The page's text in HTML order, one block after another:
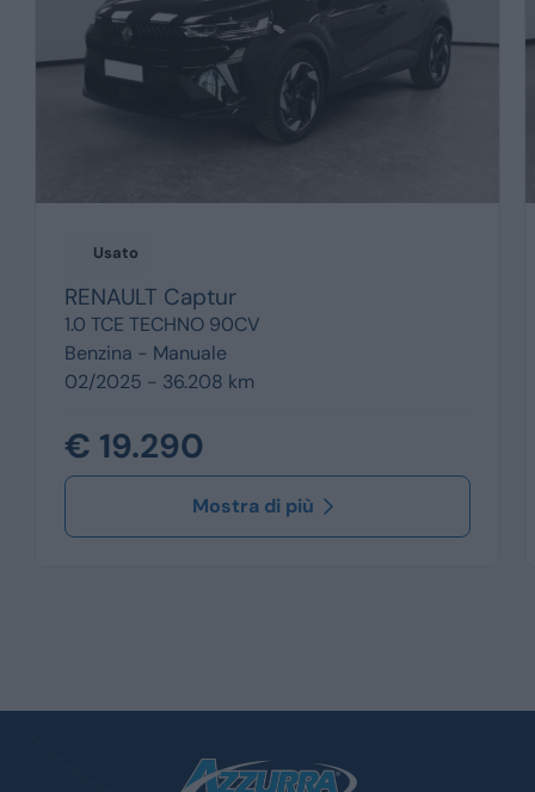
Usato
RENAULT Captur
1.0 TCE TECHNO 90CV
Benzina - Manuale
02/2025 - 36.208 km
€ 19.290
Mostra di più